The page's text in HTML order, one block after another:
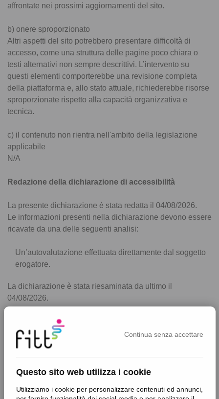
Continua senza accettare
Questo sito web utilizza i cookie
Utilizziamo i cookie per personalizzare contenuti ed annunci,
affrontate nei prossimi aggiornamenti del sito.
b) onere sproporzionato
Altri aspetti del sito potrebbero presentare difficoltà di
accesso, come una struttura delle pagine poco chiara o
testi alternativi non sempre descrittivi. L’intervento su
questi elementi comporterebbe una revisione completa
della piattaforma e, allo stato attuale, richiederebbe risorse
sproporzionate rispetto alla capacità organizzativa e
tecnica.
c) il contenuto non rientra nell'ambito della legislazione
applicabile
N/A
Redazione della dichiarazione di accessibilità
La presente dichiarazione è stata redatta il 04/08/2026.
Le informazioni presenti nella dichiarazione devono essere
ricavate da una delle seguenti analisi:
Un’autovalutazione effettuata direttamente dal soggetto
erogatore.
La dichiarazione è stata riesaminata da ultimo il
04/08/2026.
Modalità di invio delle segnalazioni e recapiti del
soggetto erogatore
Gli utenti possono inviare segnalazioni di problemi di
accessibilità tramite email all’indirizzo: